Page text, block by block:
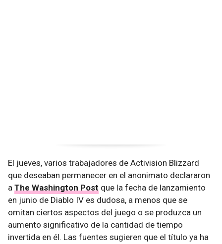
El jueves, varios trabajadores de Activision Blizzard
que deseaban permanecer en el anonimato declararon
a The Washington Post que la fecha de lanzamiento
en junio de Diablo IV es dudosa, a menos que se
omitan ciertos aspectos del juego o se produzca un
aumento significativo de la cantidad de tiempo
invertida en él. Las fuentes sugieren que el título ya ha